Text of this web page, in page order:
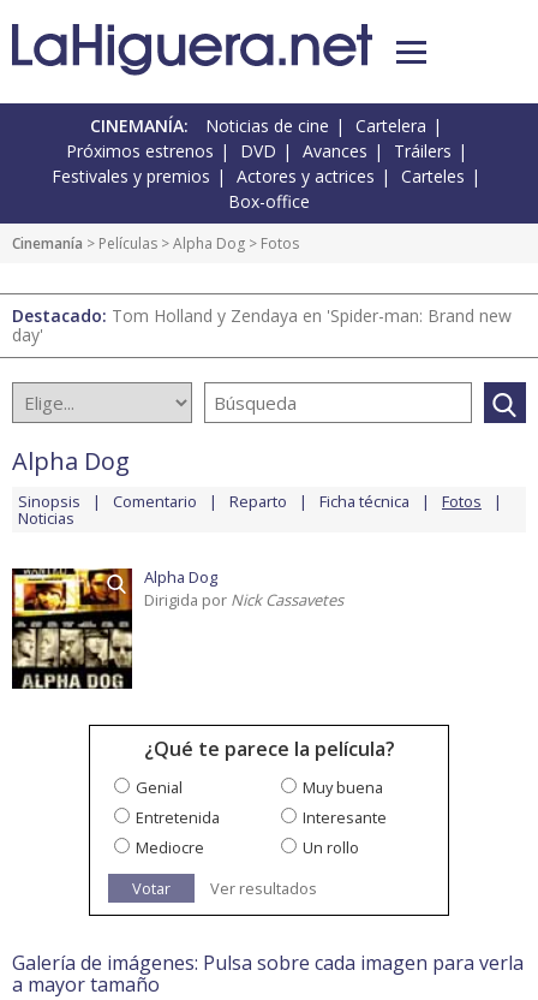
CINEMANÍA: Noticias de cine
Cartelera
Próximos estrenos
DVD Avances
Tráilers
Festivales y premios
Actores y actrices
Carteles
Box-office
Cinemanía > Películas >Alpha Dog > Fotos
Destacado: Tom Holland y Zendaya en 'Spider-man: Brand new
day'
Alpha Dog
Sinopsis Comentario Reparto Ficha técnica Fotos
Noticias
Alpha Dog
Dirigida por Nick Cassavetes
¿Qué te parece la película?
Genial
Muy buena
Entretenida
Interesante
Mediocre
Un rollo
Votar
Ver resultados
Galería de imágenes: Pulsa sobre cada imagen para verla
a mayor tamaño